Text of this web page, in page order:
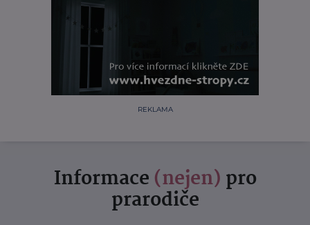
REKLAMA
Informace (nejen) pro
prarodiče